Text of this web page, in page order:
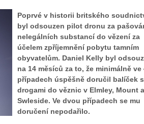
Poprvé v historii britského
byl odsouzen pilot dronu za
nelegálních substancí do vězení za
účelem zpříjemnění pobytu tamním
obyvatelům. Daniel Kelly byl
na 14 měsíců za to, že minimálně ve
případech úspěšně doručil balíček s
drogami do věznic v Elmley, Mount a
Swleside. Ve dvou případech se mu
doručení nepodařilo.